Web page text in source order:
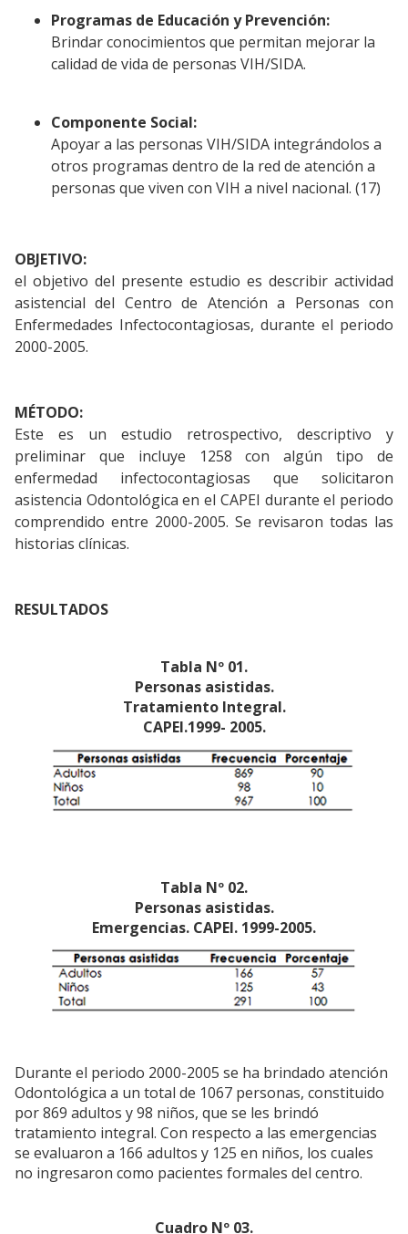
Programas de Educación y Prevención:
Brindar conocimientos que permitan mejorar la
calidad de vida de personas VIH/SIDA.
Componente Social:
Apoyar a las personas VIH/SIDA integrándolos a
otros programas dentro de la red de atención a
personas que viven con VIH a nivel nacional. (17)
OBJETIVO:
el objetivo del presente estudio es describir actividad
asistencial del Centro de Atención a Personas con
Enfermedades Infectocontagiosas, durante el periodo
2000-2005.
MÉTODO:
Este es un estudio retrospectivo, descriptivo y
preliminar que incluye 1258 con algún tipo de
enfermedad infectocontagiosas que solicitaron
asistencia Odontológica en el CAPEI durante el periodo
comprendido entre 2000-2005. Se revisaron todas las
historias clínicas.
RESULTADOS
Tabla Nº 01.
Personas asistidas.
Tratamiento Integral.
CAPEI.1999- 2005.
Tabla Nº 02.
Personas asistidas.
Emergencias. CAPEI. 1999-2005.
Durante el periodo 2000-2005 se ha brindado atención
Odontológica a un total de 1067 personas, constituido
por 869 adultos y 98 niños, que se les brindó
tratamiento integral. Con respecto a las emergencias
se evaluaron a 166 adultos y 125 en niños, los cuales
no ingresaron como pacientes formales del centro.
Cuadro Nº 03.